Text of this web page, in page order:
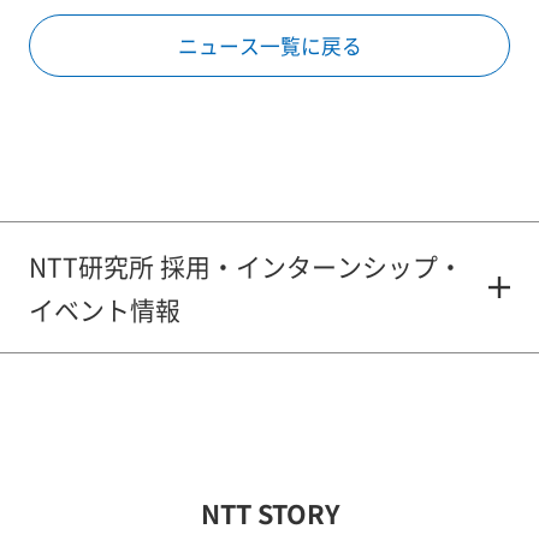
ニュース一覧に戻る
NTT研究所 採用・インターンシップ・
イベント情報
NTT STORY